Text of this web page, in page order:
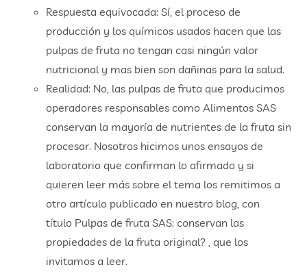
Respuesta equivocada: Sí, el proceso de
producción y los químicos usados hacen que las
pulpas de fruta no tengan casi ningún valor
nutricional y mas bien son dañinas para la salud.
Realidad: No, las pulpas de fruta que producimos
operadores responsables como Alimentos SAS
conservan la mayoría de nutrientes de la fruta sin
procesar. Nosotros hicimos unos ensayos de
laboratorio que confirman lo afirmado y si
quieren leer más sobre el tema los remitimos a
otro artículo publicado en nuestro blog, con
título Pulpas de fruta SAS: conservan las
propiedades de la fruta original? , que los
invitamos a leer.